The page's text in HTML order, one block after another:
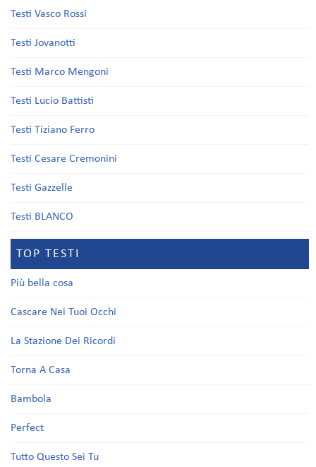
Testi Vasco Rossi
Testi Jovanotti
Testi Marco Mengoni
Testi Lucio Battisti
Testi Tiziano Ferro
Testi Cesare Cremonini
Testi Gazzelle
Testi BLANCO
TOP TESTI
Più bella cosa
Cascare Nei Tuoi Occhi
La Stazione Dei Ricordi
Torna A Casa
Bambola
Perfect
Tutto Questo Sei Tu